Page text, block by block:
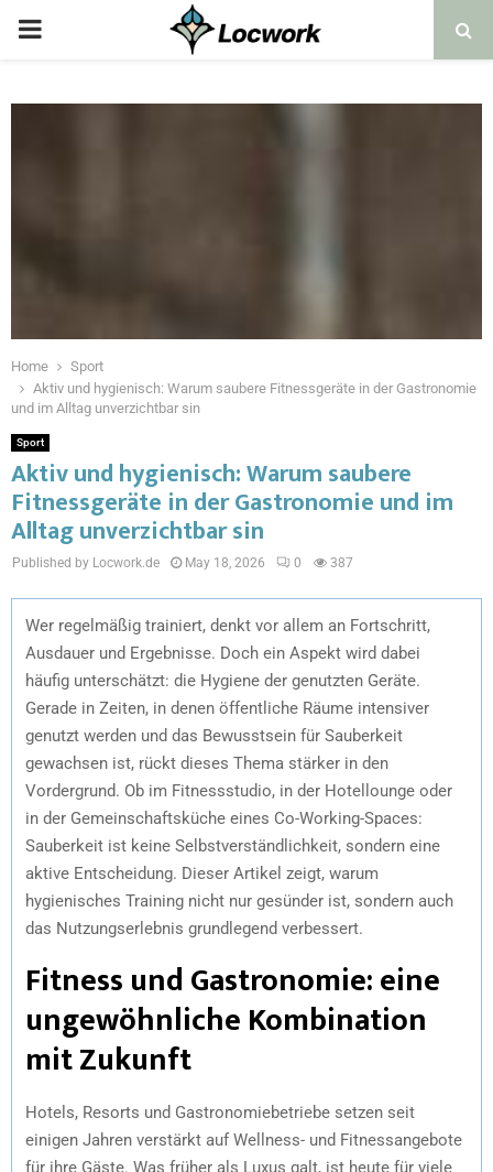
Home
Sport
Aktiv und hygienisch: Warum saubere Fitnessgeräte in der Gastronomie
und im Alltag unverzichtbar sin
Sport
Aktiv und hygienisch: Warum saubere
Fitnessgeräte in der Gastronomie und im
Alltag unverzichtbar sin
Published by Locwork.de May 18, 2026 0 387
Wer regelmäßig trainiert, denkt vor allem an Fortschritt,
Ausdauer und Ergebnisse. Doch ein Aspekt wird dabei
häufig unterschätzt: die Hygiene der genutzten Geräte.
Gerade in Zeiten, in denen öffentliche Räume intensiver
genutzt werden und das Bewusstsein für Sauberkeit
gewachsen ist, rückt dieses Thema stärker in den
Vordergrund. Ob im Fitnessstudio, in der Hotellounge oder
in der Gemeinschaftsküche eines Co-Working-Spaces:
Sauberkeit ist keine Selbstverständlichkeit, sondern eine
aktive Entscheidung. Dieser Artikel zeigt, warum
hygienisches Training nicht nur gesünder ist, sondern auch
das Nutzungserlebnis grundlegend verbessert.
Fitness und Gastronomie: eine
ungewöhnliche Kombination
mit Zukunft
Hotels, Resorts und Gastronomiebetriebe setzen seit
einigen Jahren verstärkt auf Wellness- und Fitnessangebote
für ihre Gäste. Was früher als Luxus galt, ist heute für viele